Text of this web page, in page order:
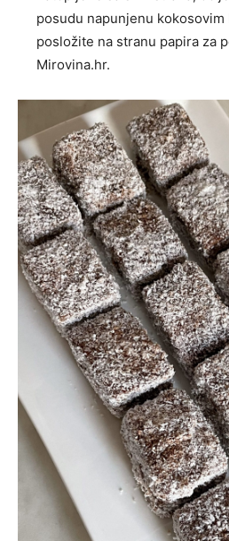
posudu napunjenu kokosovim
posložite na stranu papira za
Mirovina.hr.